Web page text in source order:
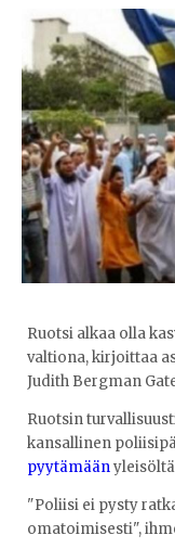
Ruotsi alkaa olla
valtiona, kirjoittaa
Judith Bergman
Ruotsin
kansallinen
pyytämään
"Poliisi ei pysty
omatoimisesti",